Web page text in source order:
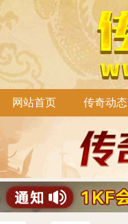
网站首页 传奇动态